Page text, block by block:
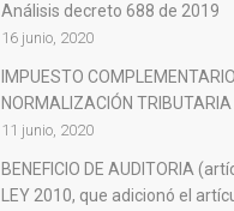
Análisis decreto 688 de 2019
16 junio, 2020
IMPUESTO
NORMALIZACIÓN TRIBUTARIA
11 junio, 2020
BENEFICIO DE AUDITORIA
LEY 2010, que adicionó el